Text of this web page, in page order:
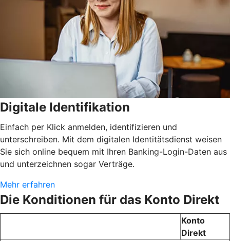
Digitale Identifikation
Einfach per Klick anmelden, identifizieren und
unterschreiben. Mit dem digitalen Identitätsdienst weisen
Sie sich online bequem mit Ihren Banking-Login-Daten aus
und unterzeichnen sogar Verträge.
Mehr erfahren
Die Konditionen für das Konto Direkt
Konto
Direkt